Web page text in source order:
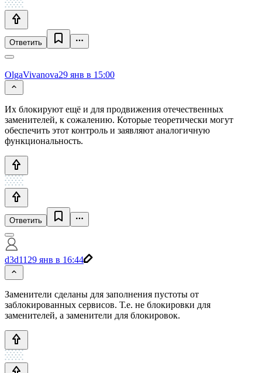
Ответить
OlgaVivanova29 янв в 15:00
Их блокируют ещё и для продвижения отечественных
заменителей, к сожалению. Которые теоретически могут
обеспечить этот контроль и заявляют аналогичную
функциональность.
Ответить
d3d11 29 янв в 16:44
Заменители сделаны для заполнения пустоты от
заблокированных сервисов. Т.е. не блокировки для
заменителей, а заменители для блокировок.